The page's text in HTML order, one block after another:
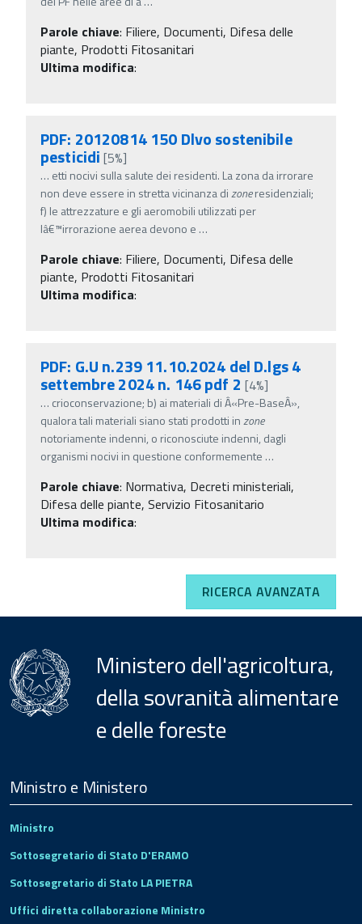
Parole chiave: Filiere, Documenti, Difesa delle
piante, Prodotti Fitosanitari
Ultima modifica:
PDF: 20120814 150 Dlvo sostenibile
pesticidi [5%]
… etti nocivi sulla salute dei residenti. La zona da irrorare
non deve essere in stretta vicinanza dizoneresidenziali;
f) le attrezzature e gli aeromobili utilizzati per
lâ€™irrorazione aerea devono e …
Parole chiave: Filiere, Documenti, Difesa delle
piante, Prodotti Fitosanitari
Ultima modifica:
PDF: G.U n.239 11.10.2024 del D.lgs 4
settembre 2024 n. 146 pdf 2 [4%]
… crioconservazione; b) ai materiali di Â«Pre-BaseÂ»,
qualora tali materiali siano stati prodotti inzone
notoriamente indenni, o riconosciute indenni, dagli
organismi nocivi in questione conformemente …
Parole chiave: Normativa, Decreti ministeriali,
Difesa delle piante, Servizio Fitosanitario
Ultima modifica:
RICERCA AVANZATA
Ministero dell'agricoltura,
della sovranità alimentare
e delle foreste
Footer
Ministro e Ministero
Ministro
Sottosegretario di Stato D'ERAMO
Sottosegretario di Stato LA PIETRA
Uffici diretta collaborazione Ministro